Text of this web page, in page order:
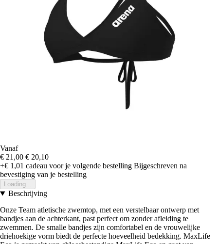
Vanaf
€ 21,00 € 20,10
+€ 1,01 cadeau voor je volgende bestelling Bijgeschreven na
bevestiging van je bestelling
Loading...
Beschrijving
Onze Team atletische zwemtop, met een verstelbaar ontwerp met
bandjes aan de achterkant, past perfect om zonder afleiding te
zwemmen. De smalle bandjes zijn comfortabel en de vrouwelijke
driehoekige vorm biedt de perfecte hoeveelheid bedekking. MaxLife